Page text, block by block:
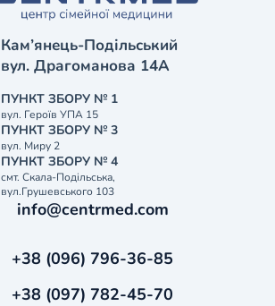
Кам’янець-Подільський
вул. Драгоманова 14А
ПУНКТ ЗБОРУ № 1
вул. Героїв УПА 15
ПУНКТ ЗБОРУ № 3
вул. Миру 2
ПУНКТ ЗБОРУ № 4
смт. Скала-Подільська,
вул.Грушевського 103
info@centrmed.com
+38 (096) 796-36-85
+38 (097) 782-45-70